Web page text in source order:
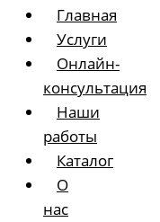
Главная
Услуги
Онлайн-
консультация
Наши
работы
Каталог
О
нас